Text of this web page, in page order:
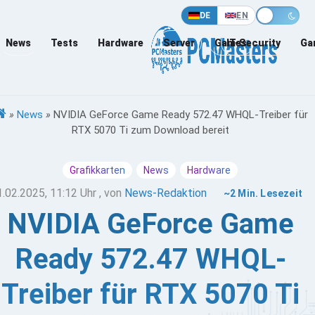
DE EN
News Tests Hardware Server Games
IT-Security
» News » NVIDIA GeForce Game Ready 572.47 WHQL-Treiber für
RTX 5070 Ti zum Download bereit
Grafikkarten News Hardware
11:12 Uhr , von News-Redaktion ~2 Min. Lesezeit
NVIDIA GeForce Game
Ready 572.47 WHQL-
Treiber für RTX 5070 Ti